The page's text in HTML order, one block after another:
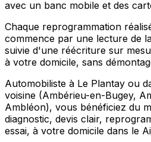
avec un banc mobile et des
Chaque reprogrammation
commence par une lecture de
suivie d'une réécriture sur
à votre domicile, sans
Automobiliste à Le Plantay ou
voisine (Ambérieu-en-Bugey,
Ambléon), vous bénéficiez du
diagnostic, devis clair,
essai, à votre domicile dans le